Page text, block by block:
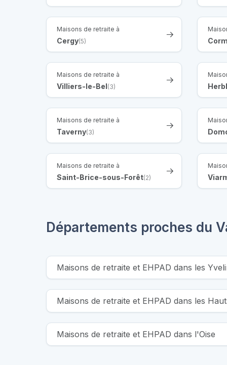
Maisons de retraite à
Cergy(5)
Maisons de retraite à
Villiers-le-Bel(3)
Maisons de retraite à
Taverny(3)
Maisons de retraite à
Saint-Brice-sous-Forêt(2)
Départements proches du
Maisons de retraite et EHPAD dans les
Maisons de retraite et EHPAD dans les
Maisons de retraite et EHPAD dans l'Oise